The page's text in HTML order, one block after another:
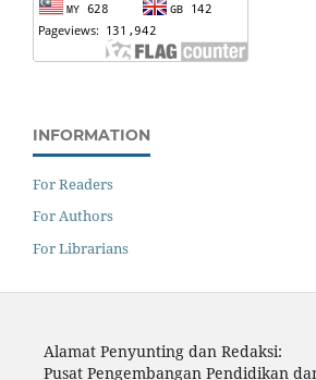
INFORMATION
For Readers
For Authors
For Librarians
Alamat Penyunting dan Redaksi:
Pusat Pengembangan Pendidikan